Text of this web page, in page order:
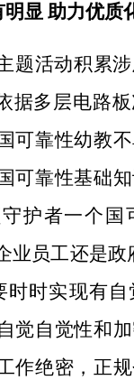
显 助力优质
题活动积累
据多层电路
可靠性幼教
可靠性基础
护者一个国
业员工还是政
时时实现有
觉自觉性和
作绝密，正规